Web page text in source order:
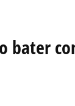
bater